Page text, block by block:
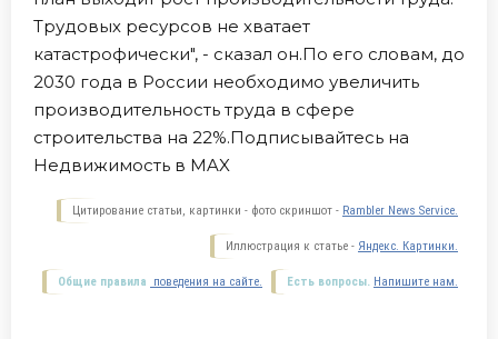
Трудовых ресурсов не хватает
катастрофически", - сказал он.По его словам, до
2030 года в России необходимо увеличить
производительность труда в сфере
строительства на 22%.Подписывайтесь на
Недвижимость в MAX
Цитирование статьи, картинки - фото скриншот - Rambler News Service.
Иллюстрация к статье - Яндекс. Картинки.
Есть вопросы. Напишите нам.
Общие правила поведения на сайте.